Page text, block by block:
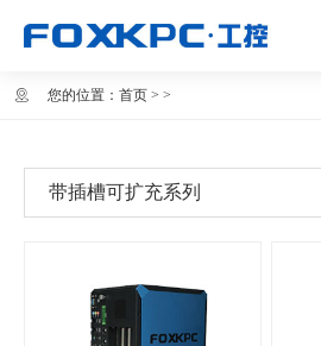
您的位置： 首页 > >
带插槽可扩充系列